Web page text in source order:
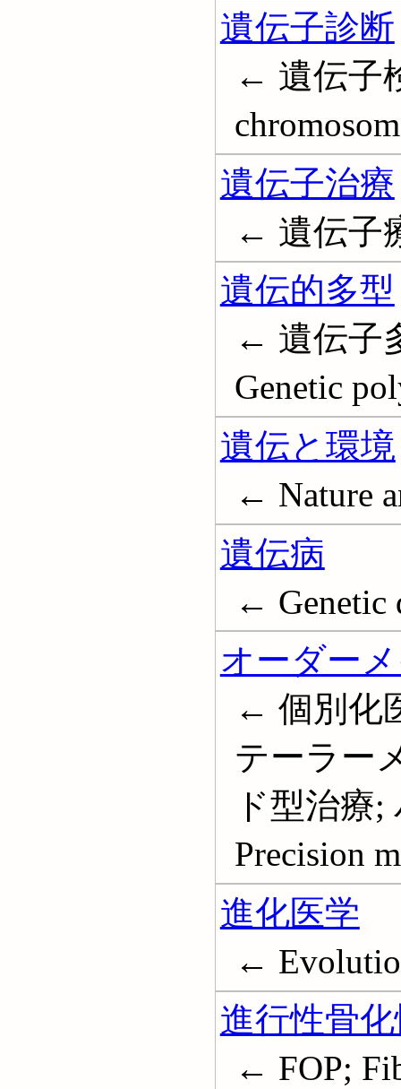
遺伝子診断
← 遺伝子
遺伝子治療
← 遺伝子
遺伝的多型
← 遺伝子
Genetic
遺伝と環境
← Nature
遺伝病
← Genetic
オーダー
← 個別化
テーラー
ド型治療
Precision
進化医学
←
進行性骨
← FOP;